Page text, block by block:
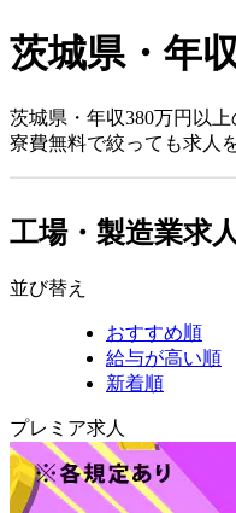
茨城県・年
茨城県・年収380万円以
寮費無料で絞っても求人
工場・製造業求
並び替え
おすすめ順
給与が高い順
新着順
プレミア求人